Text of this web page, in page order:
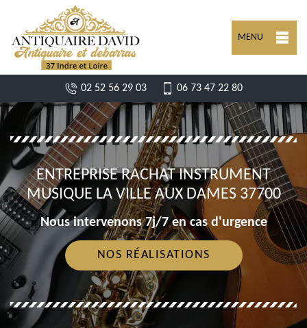
MENU
02 52 56 29 03 06 73 47 22 80
ENTREPRISE RACHAT INSTRUMENT
MUSIQUE LA VILLE AUX DAMES 37700
Nous intervenons 7j/7 en cas d'urgence
NOS RÉALISATIONS